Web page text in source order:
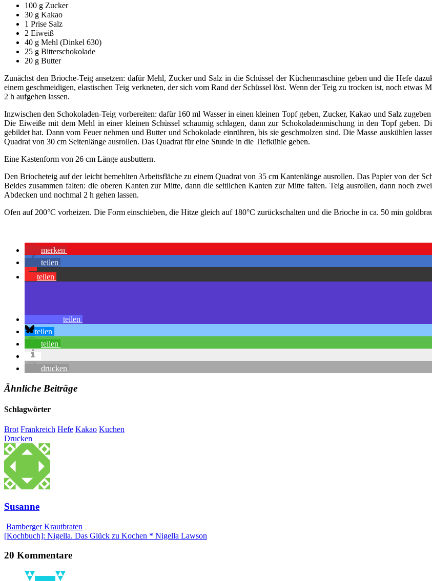
100 g Zucker
30 g Kakao
1 Prise Salz
2 Eiweiß
40 g Mehl (Dinkel 630)
25 g Bitterschokolade
20 g Butter
Zunächst den Brioche-Teig ansetzen: dafür Mehl, Zucker und Salz in die Schüssel der Küchenmaschine geben und die Hefe
einem geschmeidigen, elastischen Teig verkneten, der sich vom Rand der Schüssel löst. Wenn der Teig zu trocken ist, noch
2 h aufgehen lassen.
Inzwischen den Schokoladen-Teig vorbereiten: dafür 160 ml Wasser in einen kleinen Topf geben, Zucker, Kakao und Salz
Die Eiweiße mit dem Mehl in einer kleinen Schüssel schaumig schlagen, dann zur Schokoladenmischung in den Topf geben.
gebildet hat. Dann vom Feuer nehmen und Butter und Schokolade einrühren, bis sie geschmolzen sind. Die Masse auskühlen
Quadrat von 30 cm Seitenlänge ausrollen. Das Quadrat für eine Stunde in die Tiefkühle geben.
Eine Kastenform von 26 cm Länge ausbuttern.
Den Briocheteig auf der leicht bemehlten Arbeitsfläche zu einem Quadrat von 35 cm Kantenlänge ausrollen. Das Papier von der
Beides zusammen falten: die oberen Kanten zur Mitte, dann die seitlichen Kanten zur Mitte falten. Teig ausrollen, dann noch
Abdecken und nochmal 2 h gehen lassen.
Ofen auf 200°C vorheizen. Die Form einschieben, die Hitze gleich auf 180°C zurückschalten und die Brioche in ca. 50 min
merken
teilen
teilen
teilen
teilen
teilen
drucken
Ähnliche Beiträge
Schlagwörter
Brot Frankreich Hefe Kakao Kuchen
Drucken
Susanne
Bamberger Krautbraten
[Kochbuch]: Nigella. Das Glück zu Kochen * Nigella Lawson
20 Kommentare